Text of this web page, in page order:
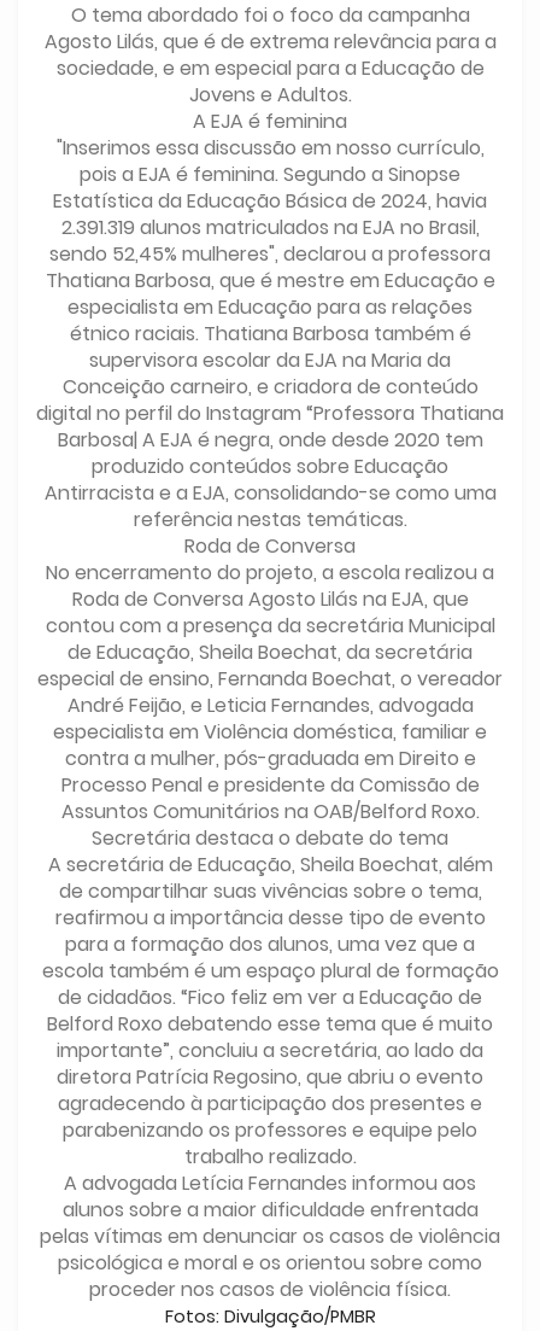
O tema abordado foi o foco da campanha
Agosto Lilás, que é de extrema relevância para a
sociedade, e em especial para a Educação de
Jovens e Adultos.
A EJA é feminina
"Inserimos essa discussão em nosso currículo,
pois a EJA é feminina. Segundo a Sinopse
Estatística da Educação Básica de 2024, havia
2.391.319 alunos matriculados na EJA no Brasil,
sendo 52,45% mulheres", declarou a professora
Thatiana Barbosa, que é mestre em Educação e
especialista em Educação para as relações
étnico raciais. Thatiana Barbosa também é
supervisora escolar da EJA na Maria da
Conceição carneiro, e criadora de conteúdo
digital no perfil do Instagram “Professora Thatiana
Barbosa| A EJA é negra, onde desde 2020 tem
produzido conteúdos sobre Educação
Antirracista e a EJA, consolidando-se como uma
referência nestas temáticas.
Roda de Conversa
No encerramento do projeto, a escola realizou a
Roda de Conversa Agosto Lilás na EJA, que
contou com a presença da secretária Municipal
de Educação, Sheila Boechat, da secretária
especial de ensino, Fernanda Boechat, o vereador
André Feijão, e Leticia Fernandes, advogada
especialista em Violência doméstica, familiar e
contra a mulher, pós-graduada em Direito e
Processo Penal e presidente da Comissão de
Assuntos Comunitários na OAB/Belford Roxo.
Secretária destaca o debate do tema
A secretária de Educação, Sheila Boechat, além
de compartilhar suas vivências sobre o tema,
reafirmou a importância desse tipo de evento
para a formação dos alunos, uma vez que a
escola também é um espaço plural de formação
de cidadãos. “Fico feliz em ver a Educação de
Belford Roxo debatendo esse tema que é muito
importante”, concluiu a secretária, ao lado da
diretora Patrícia Regosino, que abriu o evento
agradecendo à participação dos presentes e
parabenizando os professores e equipe pelo
trabalho realizado.
A advogada Letícia Fernandes informou aos
alunos sobre a maior dificuldade enfrentada
pelas vítimas em denunciar os casos de violência
psicológica e moral e os orientou sobre como
proceder nos casos de violência física.
Fotos: Divulgação/PMBR